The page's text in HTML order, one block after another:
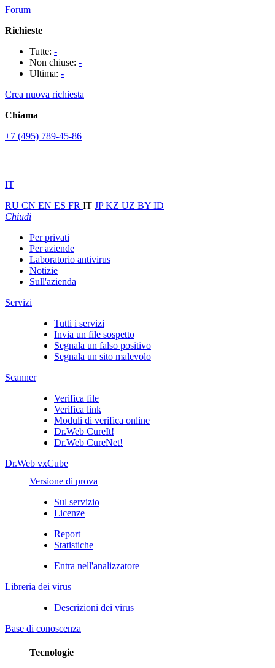
Forum
Richieste
Tutte: -
Non chiuse: -
Ultima: -
Crea nuova richiesta
Chiama
+7 (495) 789-45-86
IT
RU CN EN ES FR IT JPKZ UZ BY ID
Chiudi
Per privati
Per aziende
Laboratorio antivirus
Notizie
Sull'azienda
Servizi
Tutti i servizi
Invia un file sospetto
Segnala un falso positivo
Segnala un sito malevolo
Scanner
Verifica file
Verifica link
Moduli di verifica online
Dr.Web CureIt!
Dr.Web CureNet!
Dr.Web vxCube
Versione di prova
Sul servizio
Licenze
Report
Statistiche
Entra nell'analizzatore
Libreria dei virus
Descrizioni dei virus
Base di conoscenza
Tecnologie